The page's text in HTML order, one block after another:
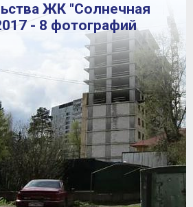
ЖК "Солнечная
- 8 фотографий